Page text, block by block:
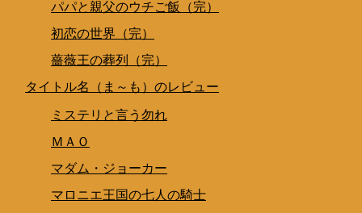
パパと親父のウチご飯（完）
初恋の世界（完）
薔薇王の葬列（完）
タイトル名（ま～も）のレビュー
ミステリと言う勿れ
ＭＡＯ
マダム・ジョーカー
マロニエ王国の七人の騎士